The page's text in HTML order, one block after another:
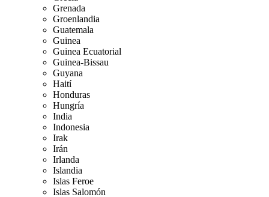
Grenada
Groenlandia
Guatemala
Guinea
Guinea Ecuatorial
Guinea-Bissau
Guyana
Haití
Honduras
Hungría
India
Indonesia
Irak
Irán
Irlanda
Islandia
Islas Feroe
Islas Salomón